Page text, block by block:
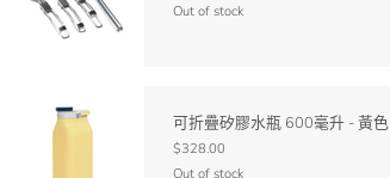
Out of stock
可折疊矽膠水瓶 600毫升 - 黃色
$328.00
Out of stock